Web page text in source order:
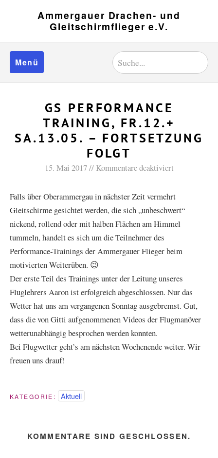
Ammergauer Drachen- und
Gleitschirmflieger e.V.
Menü
GS PERFORMANCE
TRAINING, FR.12.+
SA.13.05. – FORTSETZUNG
FOLGT
15. Mai 2017 Kommentare deaktiviert
Falls über Oberammergau in nächster Zeit vermehrt
Gleitschirme gesichtet werden, die sich „unbeschwert“
nickend, rollend oder mit halben Flächen am Himmel
tummeln, handelt es sich um die Teilnehmer des
Performance-Trainings der Ammergauer Flieger beim
motivierten Weiterüben. 😉
Der erste Teil des Trainings unter der Leitung unseres
Fluglehrers Aaron ist erfolgreich abgeschlossen. Nur das
Wetter hat uns am vergangenen Sonntag ausgebremst. Gut,
dass die von Gitti aufgenommenen Videos der Flugmanöver
wetterunabhängig besprochen werden konnten.
Bei Flugwetter geht’s am nächsten Wochenende weiter. Wir
freuen uns drauf!
KATEGORIE: Aktuell
KOMMENTARE SIND GESCHLOSSEN.